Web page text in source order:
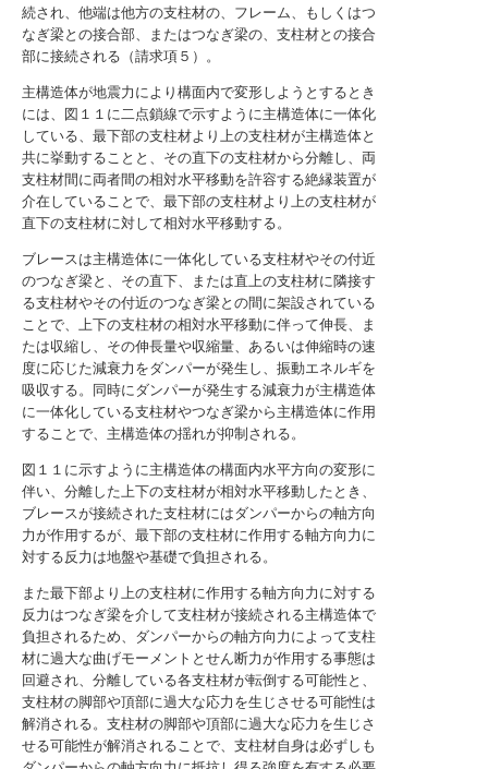
続され、他端は他方の支柱材の、フレーム、もしくはつ
なぎ梁との接合部、またはつなぎ梁の、支柱材との接合
部に接続される（請求項５）。
主構造体が地震力により構面内で変形しようとするとき
には、図１１に二点鎖線で示すように主構造体に一体化
している、最下部の支柱材より上の支柱材が主構造体と
共に挙動することと、その直下の支柱材から分離し、両
支柱材間に両者間の相対水平移動を許容する絶縁装置が
介在していることで、最下部の支柱材より上の支柱材が
直下の支柱材に対して相対水平移動する。
ブレースは主構造体に一体化している支柱材やその付近
のつなぎ梁と、その直下、または直上の支柱材に隣接す
る支柱材やその付近のつなぎ梁との間に架設されている
ことで、上下の支柱材の相対水平移動に伴って伸長、ま
たは収縮し、その伸長量や収縮量、あるいは伸縮時の速
度に応じた減衰力をダンパーが発生し、振動エネルギを
吸収する。同時にダンパーが発生する減衰力が主構造体
に一体化している支柱材やつなぎ梁から主構造体に作用
することで、主構造体の揺れが抑制される。
図１１に示すように主構造体の構面内水平方向の変形に
伴い、分離した上下の支柱材が相対水平移動したとき、
ブレースが接続された支柱材にはダンパーからの軸方向
力が作用するが、最下部の支柱材に作用する軸方向力に
対する反力は地盤や基礎で負担される。
また最下部より上の支柱材に作用する軸方向力に対する
反力はつなぎ梁を介して支柱材が接続される主構造体で
負担されるため、ダンパーからの軸方向力によって支柱
材に過大な曲げモーメントとせん断力が作用する事態は
回避され、分離している各支柱材が転倒する可能性と、
支柱材の脚部や頂部に過大な応力を生じさせる可能性は
解消される。支柱材の脚部や頂部に過大な応力を生じさ
せる可能性が解消されることで、支柱材自身は必ずしも